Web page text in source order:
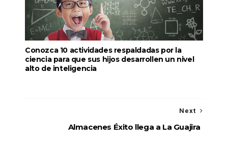
Conozca 10 actividades respaldadas por la
ciencia para que sus hijos desarrollen un nivel
alto de inteligencia
Next
Almacenes Éxito llega a La Guajira